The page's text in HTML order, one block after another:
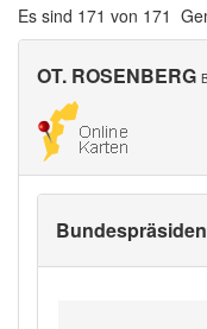
Es sind 171 von 171
OT. ROSENBERG